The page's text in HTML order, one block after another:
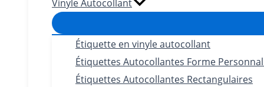
Vinyle Autocollant
Étiquette en vinyle autocollant
Étiquettes Autocollantes Forme
Étiquettes Autocollantes Rectangulaires